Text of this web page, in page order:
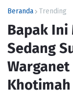
Beranda Trending
Bapak Ini
Sedang
Khotimah